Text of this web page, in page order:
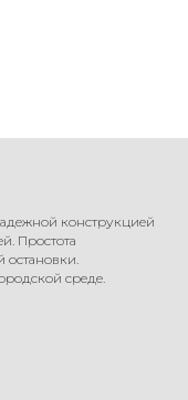
конструкцией
Простота
остановки.
среде.